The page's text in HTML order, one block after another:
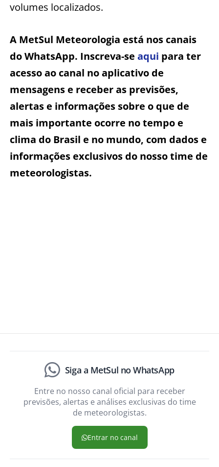
volumes localizados.
A MetSul Meteorologia está nos canais
do WhatsApp. Inscreva-se aqui para ter
acesso ao canal no aplicativo de
mensagens e receber as previsões,
alertas e informações sobre o que de
mais importante ocorre no tempo e
clima do Brasil e no mundo, com dados e
informações exclusivos do nosso time de
meteorologistas.
Siga a MetSul no WhatsApp
Entre no nosso canal oficial para receber
previsões, alertas e análises exclusivas do time
de meteorologistas.
Entrar no canal